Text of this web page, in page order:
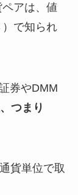
アは、値
で知られ
券やDMM
つまり
貨単位で取